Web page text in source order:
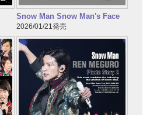
Snow Man Snow Man's Face
2026/01/21発売